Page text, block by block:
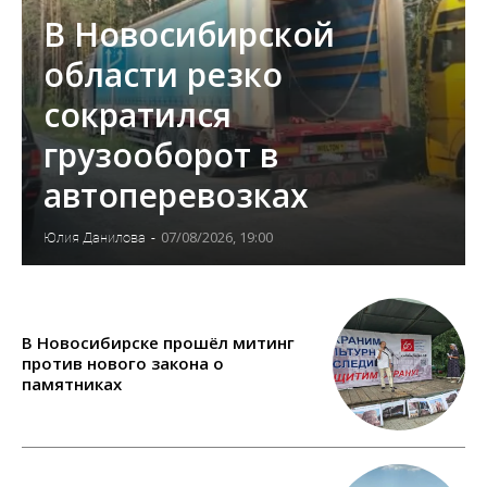
В Новосибирской
области резко
сократился
грузооборот в
автоперевозках
Юлия Данилова - 07/08/2026, 19:00
В Новосибирске прошёл митинг
против нового закона о
памятниках